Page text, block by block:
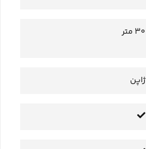
30 متر
ژاپن